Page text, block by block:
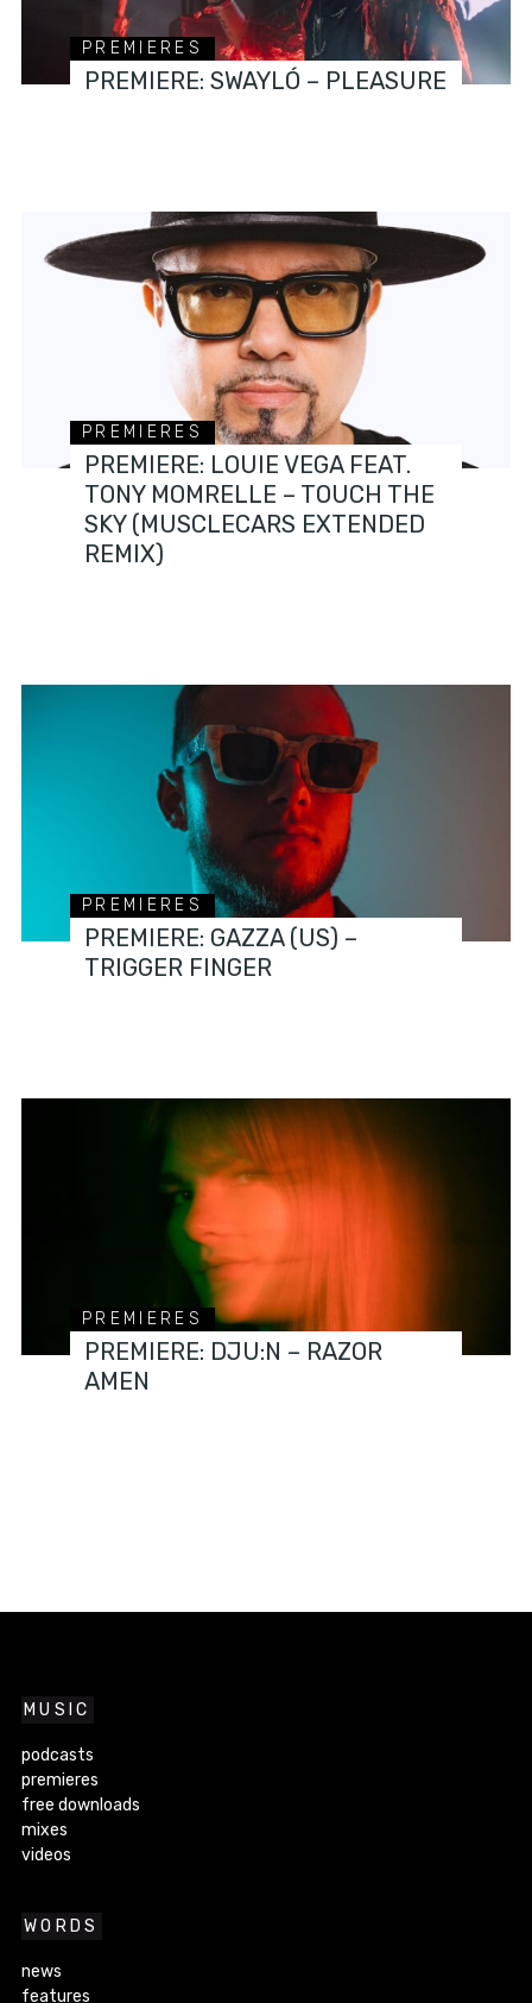
PREMIERES
PREMIERE: SWAYLÓ – PLEASURE
PREMIERES
PREMIERE: LOUIE VEGA FEAT.
TONY MOMRELLE – TOUCH THE
SKY (MUSCLECARS EXTENDED
REMIX)
PREMIERES
PREMIERE: GAZZA (US) –
TRIGGER FINGER
PREMIERES
PREMIERE: DJU:N – RAZOR
AMEN
MUSIC
podcasts
premieres
free downloads
mixes
videos
WORDS
news
features